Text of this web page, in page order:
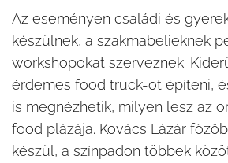
Az eseményen családi és
készülnek, a szakmabelieknek
workshopokat szerveznek.
érdemes food truck-ot építeni,
is megnézhetik, milyen lesz az
food plázája. Kovács Lázár
készül, a színpadon többek